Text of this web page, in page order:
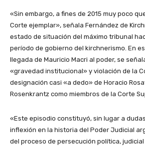
«Sin embargo, a fines de 2015 muy poco
Corte ejemplar», señala Fernández de
estado de situación del máximo tribunal
período de gobierno del kirchnerismo. En
llegada de Mauricio Macri al poder, se
«gravedad institucional» y violación de la
designación casi «a dedo» de Horacio
Rosenkrantz como miembros de la Corte
«Este episodio constituyó, sin lugar a
inflexión en la historia del Poder Judicial
del proceso de persecución política,